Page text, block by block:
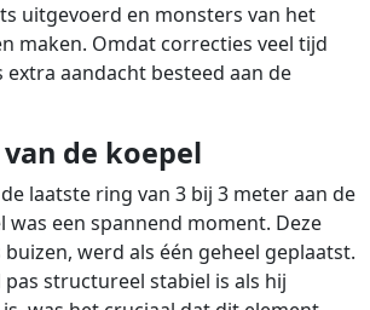
uitgevoerd en monsters van het
maken. Omdat correcties veel tijd
extra aandacht besteed aan de
de koepel
laatste ring van 3 bij 3 meter aan de
was een spannend moment. Deze
werd als één geheel geplaatst.
structureel stabiel is als hij